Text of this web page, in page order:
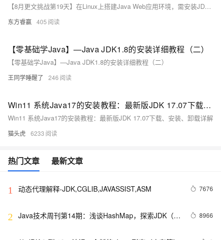
【8月更文挑战第19天】在Linux上搭建Java Web应用环境，需安装JDK 1.8、Tomcat及MariaDB。本指南详述了使用apt-get安装OpenJDK 1.8的方法，并验证其版本。接着下载与解压Tomcat至`/usr/local/`目录，并启动服务。最后，通过apt-get安装MariaDB，设置基本安全配置。完成这些步骤后，即可验证各组件的状态，为部署Java Web应用打下基础。
东方睿赢 405
【零基础学Java】—Java JDK1.8的安装详细教程（二）
【零基础学Java】—Java JDK1.8的安装详细教程（二）
王同学睡醒了 246
Win11 系统Java17的安装教程：最新版JDK 17.07下载、安装、卸载详解
Win11 系统Java17的安装教程：最新版JDK 17.07下载、安装、卸载详解
猫头虎 6233
热门文章 最新文章
1 动态代理解释-JDK,CGLIB,JAVASSIST,ASM 7676
2 Java技术周刊第14期：浅谈HashMap，探索JDK（集
8966